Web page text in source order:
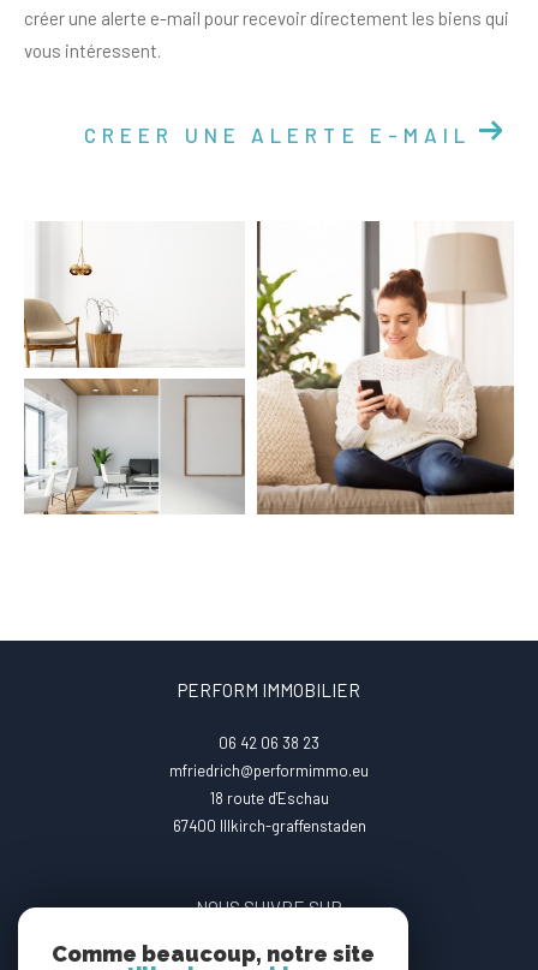
créer une alerte e-mail pour recevoir directement les biens qui
vous intéressent.
CREER UNE ALERTE E-MAIL
PERFORM IMMOBILIER
06 42 06 38 23
mfriedrich@performimmo.eu
18 route d'Eschau
67400 illkirch-graffenstaden
NOUS SUIVRE SUR
Comme beaucoup, notre site